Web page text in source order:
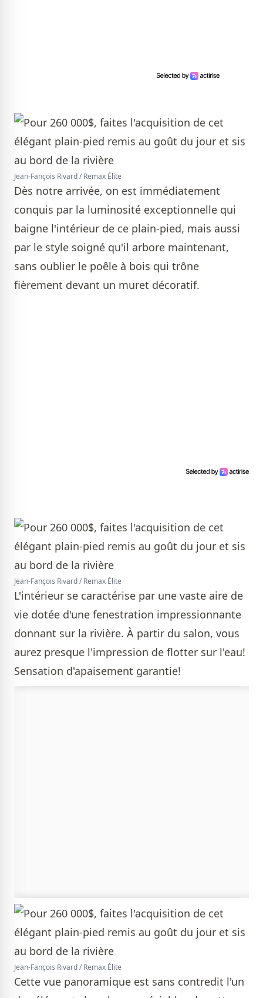
Jean-Fançois Rivard / Remax Élite
Dès notre arrivée, on est immédiatement
conquis par la luminosité exceptionnelle qui
baigne l'intérieur de ce plain-pied, mais aussi
par le style soigné qu'il arbore maintenant,
sans oublier le poêle à bois qui trône
fièrement devant un muret décoratif.
Jean-Fançois Rivard / Remax Élite
L'intérieur se caractérise par une vaste aire de
vie dotée d'une fenestration impressionnante
donnant sur la rivière. À partir du salon, vous
aurez presque l'impression de flotter sur l'eau!
Sensation d'apaisement garantie!
Jean-Fançois Rivard / Remax Élite
Cette vue panoramique est sans contredit l'un